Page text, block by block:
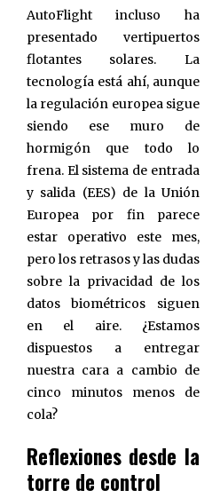
AutoFlight incluso ha
presentado vertipuertos
flotantes solares. La
tecnología está ahí, aunque
la regulación europea sigue
siendo ese muro de
hormigón que todo lo
frena. El sistema de entrada
y salida (EES) de la Unión
Europea por fin parece
estar operativo este mes,
pero los retrasos y las dudas
sobre la privacidad de los
datos biométricos siguen
en el aire. ¿Estamos
dispuestos a entregar
nuestra cara a cambio de
cinco minutos menos de
cola?
Reflexiones desde la
torre de control